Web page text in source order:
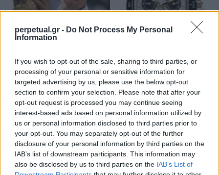
perpetual.gr - Do Not Process My Personal
Information
If you wish to opt-out of the sale, sharing to third parties, or
processing of your personal or sensitive information for
targeted advertising by us, please use the below opt-out
section to confirm your selection. Please note that after your
opt-out request is processed you may continue seeing
interest-based ads based on personal information utilized by
us or personal information disclosed to third parties prior to
your opt-out. You may separately opt-out of the further
disclosure of your personal information by third parties on the
IAB’s list of downstream participants. This information may
also be disclosed by us to third parties on the IAB’s List of
© Getty Images / Ideal Image – Rolex
Τα καντράν μετεωριτών αποτελούν σταθερό
στοιχείο του χαρτοφυλακίου της Rolex εδώ και
αρκετά χρόνια, αλλά η χρήση του υλικού αυτού
διακόπηκε για τα μοντέλα Cosmograph Daytona